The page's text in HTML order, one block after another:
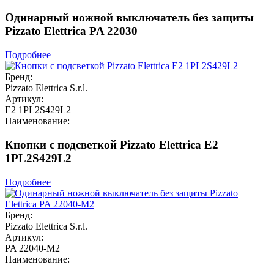
Одинарный ножной выключатель без защиты
Pizzato Elettrica PA 22030
Подробнее
Бренд:
Pizzato Elettrica S.r.l.
Артикул:
E2 1PL2S429L2
Наименование:
Кнопки с подсветкой Pizzato Elettrica E2
1PL2S429L2
Подробнее
Бренд:
Pizzato Elettrica S.r.l.
Артикул:
PA 22040-M2
Наименование: